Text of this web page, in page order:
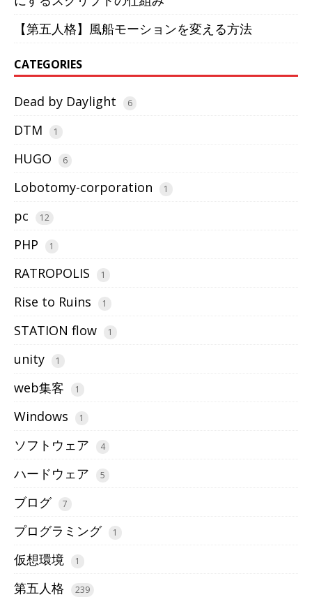
【第五人格】風船モーションを変える方法
CATEGORIES
Dead by Daylight 6
DTM 1
HUGO 6
Lobotomy-corporation 1
pc 12
PHP 1
RATROPOLIS 1
Rise to Ruins 1
STATION flow 1
unity 1
web集客 1
Windows 1
ソフトウェア 4
ハードウェア 5
ブログ 7
プログラミング 1
仮想環境 1
第五人格 239